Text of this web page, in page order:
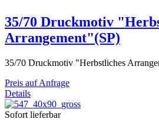
35/70 Druckmotiv
Arrangement"(SP)
35/70 Druckmotiv "Herbstliches
Preis auf Anfrage
Details
Sofort lieferbar